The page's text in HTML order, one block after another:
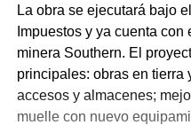
La obra se ejecutará bajo
Impuestos y ya cuenta
minera Southern. El
principales: obras en tierra
accesos y almacenes;
muelle con nuevo